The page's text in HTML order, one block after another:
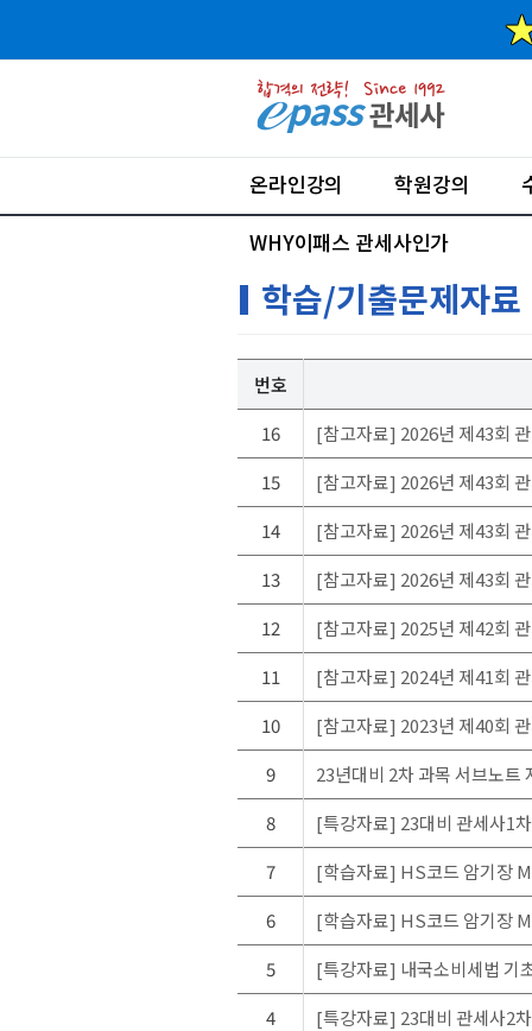
온라인강의 학원강의
WHY이패스 관세사인가
학습/기출문제자료
번호
16
[참고자료] 2026년 제43회
15
[참고자료] 2026년 제43회
14
[참고자료] 2026년 제43회
13
[참고자료] 2026년 제43회
12
[참고자료] 2025년 제42회
11
[참고자료] 2024년 제41회
10
[참고자료] 2023년 제40회
9
23년대비 2차 과목 서브노트
8
[특강자료] 23대비 관세사1
7
[학습자료] HS코드 암기장
6
[학습자료] HS코드 암기장
5
[특강자료] 내국소비세법 기
4
[특강자료] 23대비 관세사2